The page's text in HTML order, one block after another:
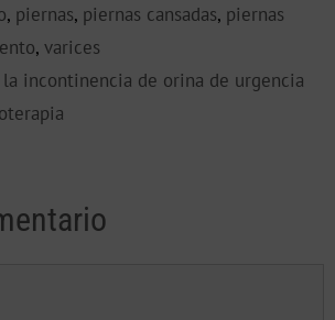
, piernas, piernas cansadas, piernas
, varices
incontinencia de orina de urgencia